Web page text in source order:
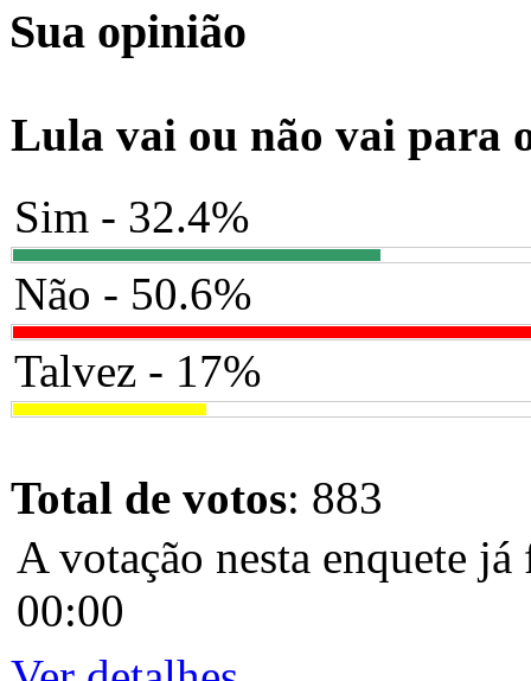
Sua opinião
Lula vai ou não vai para
Sim - 32.4%
Não - 50.6%
Talvez - 17%
Total de votos: 883
A votação nesta enquete
00:00